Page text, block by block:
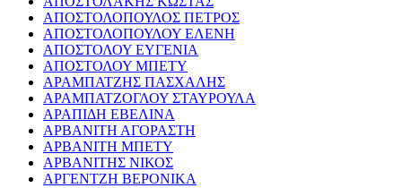
ΑΠΟΣΤΟΛΟΠΟΥΛΟΣ ΠΕΤΡΟΣ
ΑΠΟΣΤΟΛΟΠΟΥΛΟΥ ΕΛΕΝΗ
ΑΠΟΣΤΟΛΟΥ ΕΥΓΕΝΙΑ
ΑΠΟΣΤΟΛΟΥ ΜΠΕΤΥ
ΑΡΑΜΠΑΤΖΗΣ ΠΑΣΧΑΛΗΣ
ΑΡΑΜΠΑΤΖΟΓΛΟΥ ΣΤΑΥΡΟΥΛΑ
ΑΡΑΠΙΔΗ ΕΒΕΛΙΝΑ
ΑΡΒΑΝΙΤΗ ΑΓΟΡΑΣΤΗ
ΑΡΒΑΝΙΤΗ ΜΠΕΤΥ
ΑΡΒΑΝΙΤΗΣ ΝΙΚΟΣ
ΑΡΓΕΝΤΖΗ ΒΕΡΟΝΙΚΑ